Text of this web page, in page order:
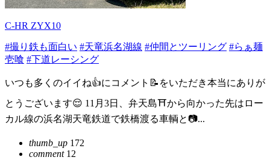
C-HR ZYX10
#撮り鉄も面白い #天竜浜名湖線 #仲間とツーリング #らぁ麺
壱喰 #下道レーシング
いつも多くのイイね👍にコメント📝をいただき本当にありが
とうございます😌 11月3日、弁天島⛩️から向かった先はロー
カル線の浜名湖天竜鉄道で鉄橋渡る車輌と📷...
thumb_up 172
comment12